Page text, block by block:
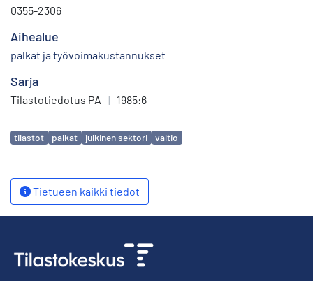
0355-2306
Aihealue
palkat ja työvoimakustannukset
Sarja
Tilastotiedotus PA | 1985:6
Avainsanat
tilastot palkat julkinen sektori valtio
Tietueen kaikki tiedot